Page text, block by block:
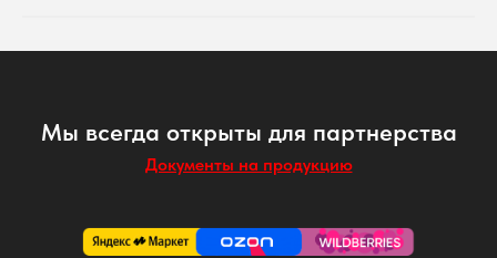
Мы всегда открыты для партнерства
Документы на продукцию